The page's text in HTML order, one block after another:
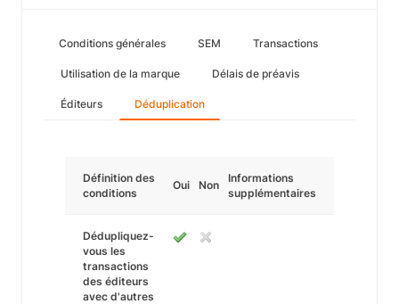
Conditions générales SEM Transactions
Utilisation de la marque Délais de préavis
Éditeurs Déduplication
Définition des
conditions
Oui Non
Informations
supplémentaires
Dédupliquez-
vous les
transactions
des éditeurs
avec d'autres